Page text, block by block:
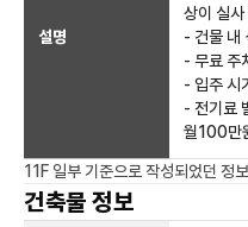
설명
상이 실사
- 건물 내
- 무료 주
- 입주 시
- 전기료
월100만
11F 일부 기준으로 작성되었던 정
건축물 정보